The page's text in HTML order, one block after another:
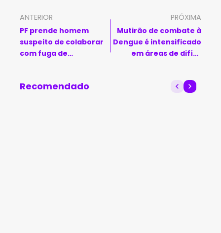
ANTERIOR
PF prende homem
suspeito de colaborar
com fuga de
PRÓXIMA
Mutirão de combate à
Dengue é intensificado
em áreas de difícil
Recomendado